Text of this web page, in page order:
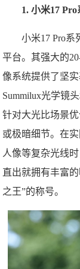
1. 小米17
小米17 Pro
平台。其强大的
像系统提供了坚
Summilux光学镜
针对大光比场景
或极暗细节。在
人像等复杂光线
直出就拥有丰富
之王”的称号。